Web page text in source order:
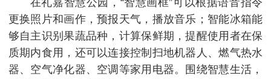
更换照片和画作，预报天气，播放音乐；智能冰箱能
够自主识别果蔬品种，计算保鲜期，提醒使用者在保
质期内食用，还可以连接控制扫地机器人、燃气热水
器、空气净化器、空调等家用电器。围绕智慧生活，